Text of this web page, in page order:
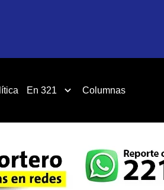
En 321 Columnas